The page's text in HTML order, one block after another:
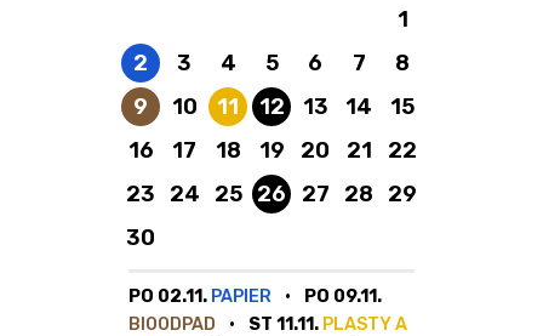
1
2
Papier
3 4 5 6 7
8
9
Bioodpad
10 11
Plasty a kovy
12
Komunálny odpad
13 14
15
16
17 18 19 20 21
22
23
24 25 26
Komunálny odpad
27 28
29
30
PO 02.11. PAPIER
PO 09.11.
BIOODPAD
ST 11.11. PLASTY A